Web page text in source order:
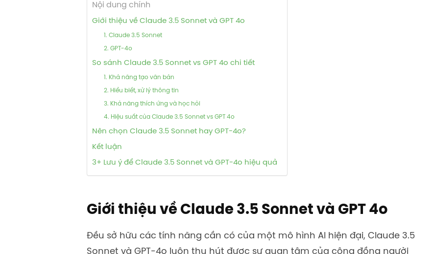
Nội dung chính
Giới thiệu về Claude 3.5 Sonnet và GPT 4o
1. Claude 3.5 Sonnet
2. GPT-4o
So sánh Claude 3.5 Sonnet vs GPT 4o chi tiết
1. Khả năng tạo văn bản
2. Hiểu biết, xử lý thông tin
3. Khả năng thích ứng và học hỏi
4. Hiệu suất của Claude 3.5 Sonnet vs GPT 4o
Nên chọn Claude 3.5 Sonnet hay GPT-4o?
Kết luận
3+ Lưu ý để Claude 3.5 Sonnet và GPT-4o hiệu quả
Giới thiệu về Claude 3.5 Sonnet và GPT 4o
Đều sở hữu các tính năng cần có của một mô hình AI hiện đại, Claude 3.5
Sonnet và GPT-4o luôn thu hút được sự quan tâm của cộng đồng người